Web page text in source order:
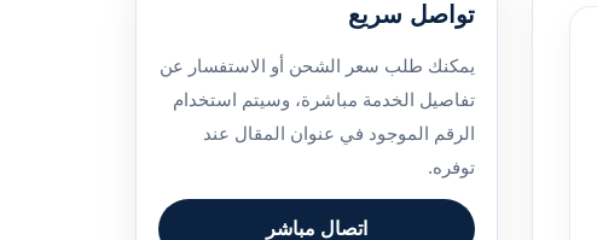
تواصل سريع
يمكنك طلب سعر الشحن أو الاستفسار عن
تفاصيل الخدمة مباشرة، وسيتم استخدام
الرقم الموجود في عنوان المقال عند
توفره.
اتصال مباشر